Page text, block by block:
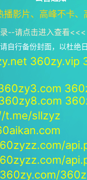
影片、高峰不卡
--请点击进入查看<<<
自行备份封面，以杜绝
360zy.vip
t.me/sllzyz